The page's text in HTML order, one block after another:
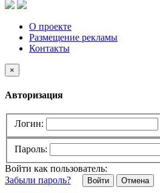
О проекте
Размещение рекламы
Контакты
×
Авторизация
Логин:
Пароль:
Войти как пользователь:
Забыли пароль?
Отмена